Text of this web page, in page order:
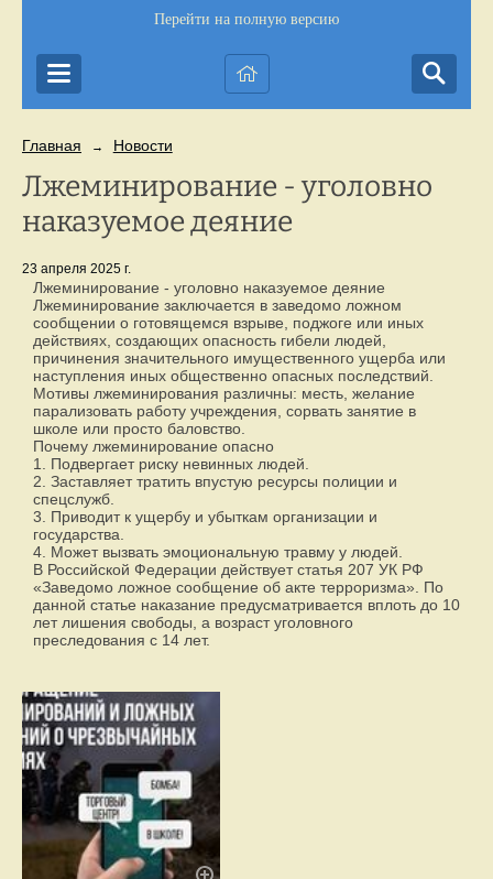
Перейти на полную версию
Главная → Новости
Лжеминирование - уголовно
наказуемое деяние
23 апреля 2025 г.
Лжеминирование - уголовно наказуемое деяние
Лжеминирование заключается в заведомо ложном
сообщении о готовящемся взрыве, поджоге или иных
действиях, создающих опасность гибели людей,
причинения значительного имущественного ущерба или
наступления иных общественно опасных последствий.
Мотивы лжеминирования различны: месть, желание
парализовать работу учреждения, сорвать занятие в
школе или просто баловство.
Почему лжеминирование опасно
1. Подвергает риску невинных людей.
2. Заставляет тратить впустую ресурсы полиции и
спецслужб.
3. Приводит к ущербу и убыткам организации и
государства.
4. Может вызвать эмоциональную травму у людей.
В Российской Федерации действует статья 207 УК РФ
«Заведомо ложное сообщение об акте терроризма». По
данной статье наказание предусматривается вплоть до 10
лет лишения свободы, а возраст уголовного
преследования с 14 лет.